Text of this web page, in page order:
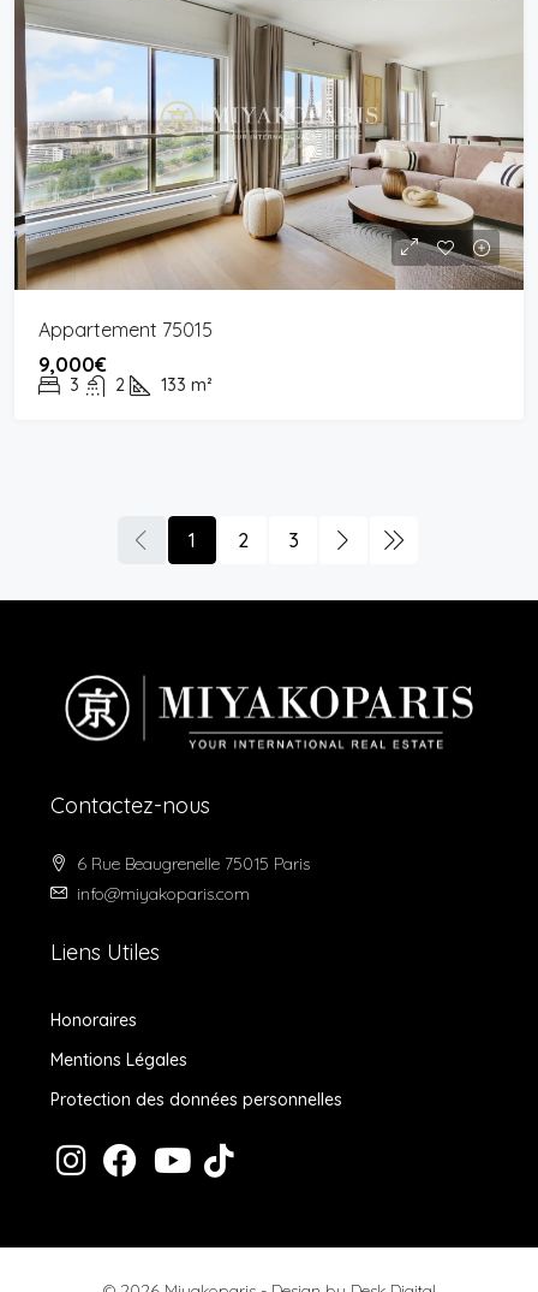
Appartement 75015
9,000€
3 2 133 m²
1 2 3
Contactez-nous
6 Rue Beaugrenelle 75015 Paris
info@miyakoparis.com
Liens Utiles
Honoraires
Mentions Légales
Protection des données personnelles